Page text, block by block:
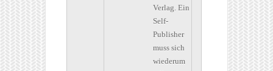
Verlag. Ein
Self-
Publisher
muss sich
wiederum